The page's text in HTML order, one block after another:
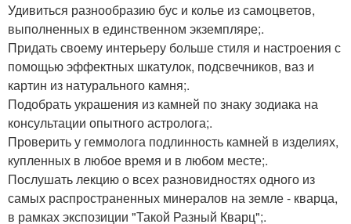
Удивиться разнообразию бус и колье из самоцветов,
выполненных в единственном экземпляре;.
Придать своему интерьеру больше стиля и настроения с
помощью эффектных шкатулок, подсвечников, ваз и
картин из натурального камня;.
Подобрать украшения из камней по знаку зодиака на
консультации опытного астролога;.
Проверить у геммолога подлинность камней в изделиях,
купленных в любое время и в любом месте;.
Послушать лекцию о всех разновидностях одного из
самых распространенных минералов на земле - кварца,
в рамках экспозиции "Такой Разный Кварц";.